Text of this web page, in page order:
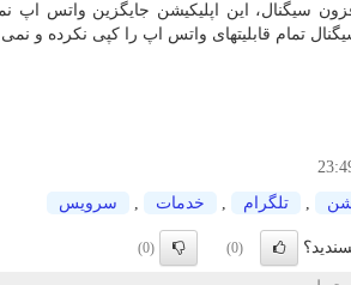
سیگنال، این اپلیکیشن جایگزین واتس اپ
تمام قابلیتهای واتس اپ را کپی نکرده و نمی
تلگرام خدمات سرویس
(0)
(0)